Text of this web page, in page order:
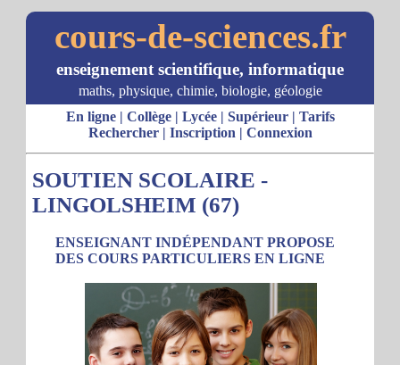
cours-de-sciences.fr
enseignement scientifique, informatique
maths, physique, chimie, biologie, géologie
En ligne| Collège| Lycée| Supérieur| Tarifs
Rechercher| Inscription | Connexion
SOUTIEN SCOLAIRE -
LINGOLSHEIM (67)
ENSEIGNANT INDÉPENDANT PROPOSE
DES COURS PARTICULIERS EN LIGNE